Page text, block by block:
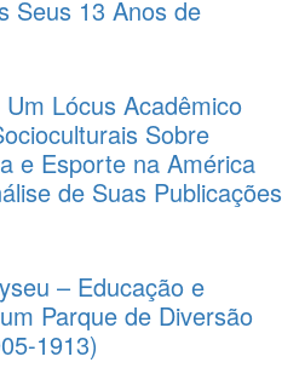
Seus 13 Anos de
Lócus Acadêmico
Sobre
e Esporte na América
de Suas Publicações
– Educação e
Parque de Diversão
1913)